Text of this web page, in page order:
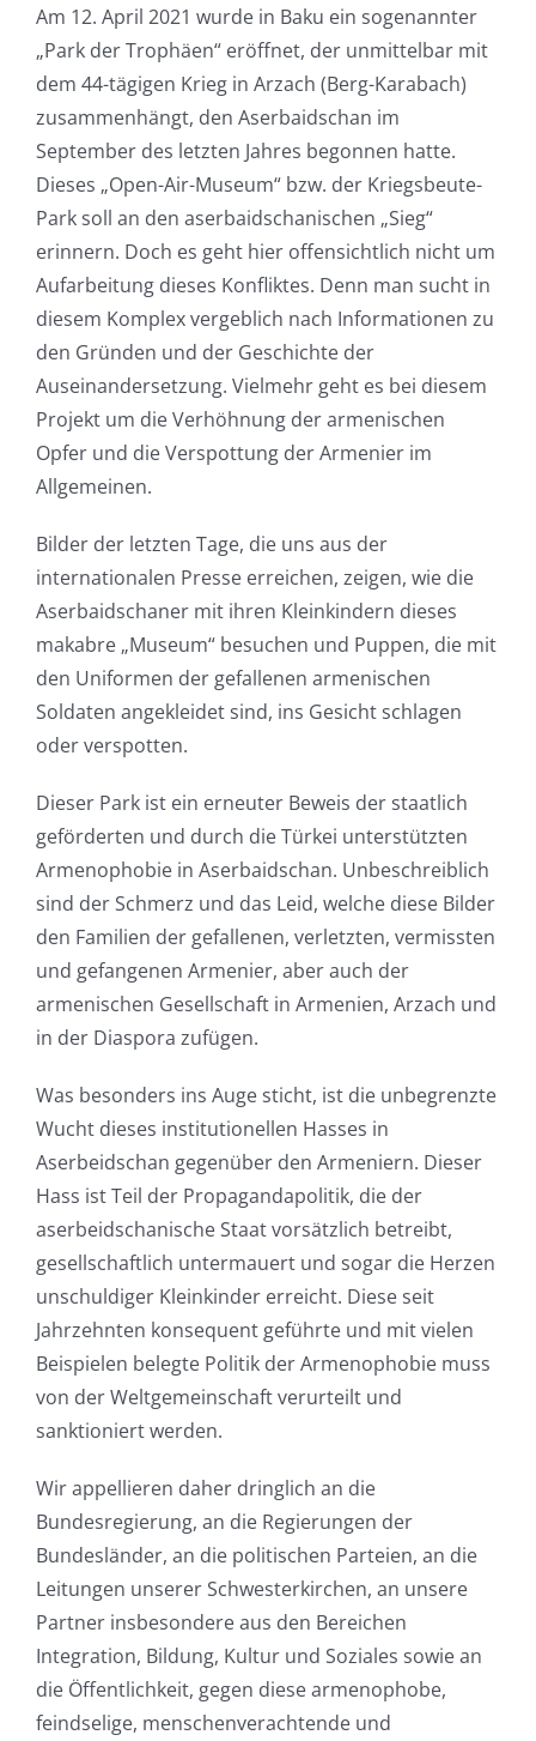
Am 12. April 2021 wurde in Baku ein sogenannter
„Park der Trophäen“ eröffnet, der unmittelbar mit
dem 44-tägigen Krieg in Arzach (Berg-Karabach)
zusammenhängt, den Aserbaidschan im
September des letzten Jahres begonnen hatte.
Dieses „Open-Air-Museum“ bzw. der Kriegsbeute-
Park soll an den aserbaidschanischen „Sieg“
erinnern. Doch es geht hier offensichtlich nicht um
Aufarbeitung dieses Konfliktes. Denn man sucht in
diesem Komplex vergeblich nach Informationen zu
den Gründen und der Geschichte der
Auseinandersetzung. Vielmehr geht es bei diesem
Projekt um die Verhöhnung der armenischen
Opfer und die Verspottung der Armenier im
Allgemeinen.
Bilder der letzten Tage, die uns aus der
internationalen Presse erreichen, zeigen, wie die
Aserbaidschaner mit ihren Kleinkindern dieses
makabre „Museum“ besuchen und Puppen, die mit
den Uniformen der gefallenen armenischen
Soldaten angekleidet sind, ins Gesicht schlagen
oder verspotten.
Dieser Park ist ein erneuter Beweis der staatlich
geförderten und durch die Türkei unterstützten
Armenophobie in Aserbaidschan. Unbeschreiblich
sind der Schmerz und das Leid, welche diese Bilder
den Familien der gefallenen, verletzten, vermissten
und gefangenen Armenier, aber auch der
armenischen Gesellschaft in Armenien, Arzach und
in der Diaspora zufügen.
Was besonders ins Auge sticht, ist die unbegrenzte
Wucht dieses institutionellen Hasses in
Aserbeidschan gegenüber den Armeniern. Dieser
Hass ist Teil der Propagandapolitik, die der
aserbeidschanische Staat vorsätzlich betreibt,
gesellschaftlich untermauert und sogar die Herzen
unschuldiger Kleinkinder erreicht. Diese seit
Jahrzehnten konsequent geführte und mit vielen
Beispielen belegte Politik der Armenophobie muss
von der Weltgemeinschaft verurteilt und
sanktioniert werden.
Wir appellieren daher dringlich an die
Bundesregierung, an die Regierungen der
Bundesländer, an die politischen Parteien, an die
Leitungen unserer Schwesterkirchen, an unsere
Partner insbesondere aus den Bereichen
Integration, Bildung, Kultur und Soziales sowie an
die Öffentlichkeit, gegen diese armenophobe,
feindselige, menschenverachtende und